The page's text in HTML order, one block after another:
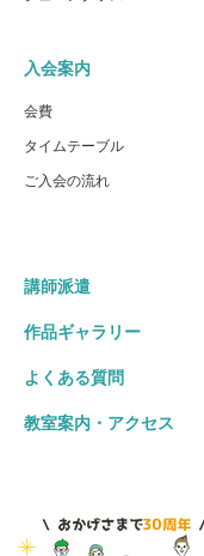
入会案内
会費
タイムテーブル
ご入会の流れ
講師派遣
作品ギャラリー
よくある質問
教室案内・アクセス